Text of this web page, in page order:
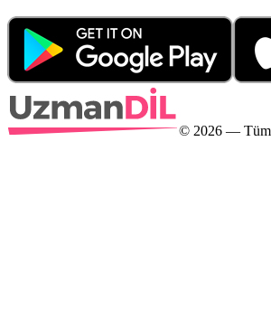
© 2026 — Tüm